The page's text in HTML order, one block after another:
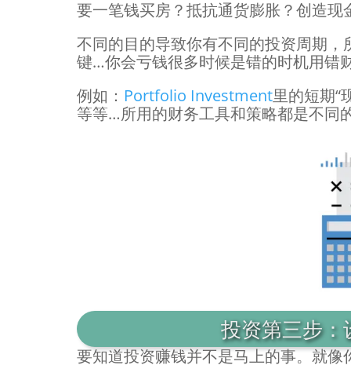
要一笔钱买房？抵抗通货膨胀？创造
不同的目的导致你有不同的投资周期
键…你会亏钱很多时候是错的时机用错
例如： Portfolio Investment里的短期“
等等…所用的财务工具和策略都是不同
投资第三步
要知道投资赚钱并不是马上的事。就